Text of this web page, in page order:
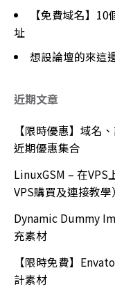
【免費域名】
址
想設論壇的來這
近期文章
【限時優惠】域名
近期優惠集合
LinuxGSM – 在
VPS購買及連接教學）
Dynamic Dummy
充素材
【限時免費】
計素材